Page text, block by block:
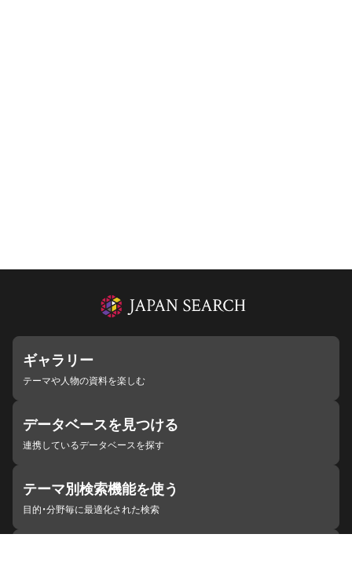
ギャラリー
テーマや人物の資料を楽しむ
データベースを見つける
連携しているデータベースを探す
テーマ別検索機能を使う
目的・分野毎に最適化された検索